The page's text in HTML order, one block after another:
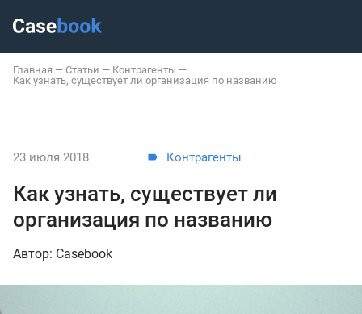
Главная — Статьи — Контрагенты —
Как узнать, существует ли организация по названию
23 июля 2018 Контрагенты
Как узнать, существует ли
организация по названию
Автор: Casebook